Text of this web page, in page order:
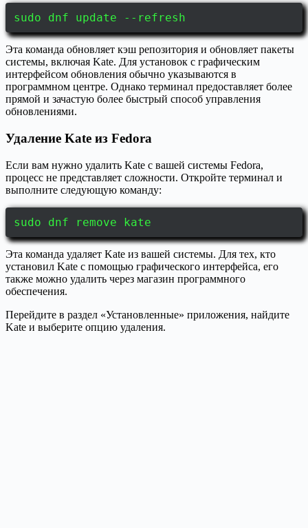
sudo dnf update --refresh
Эта команда обновляет кэш репозитория и обновляет пакеты
системы, включая Kate. Для установок с графическим
интерфейсом обновления обычно указываются в
программном центре. Однако терминал предоставляет более
прямой и зачастую более быстрый способ управления
обновлениями.
Удаление Kate из Fedora
Если вам нужно удалить Kate с вашей системы Fedora,
процесс не представляет сложности. Откройте терминал и
выполните следующую команду:
sudo dnf remove kate
Эта команда удаляет Kate из вашей системы. Для тех, кто
установил Kate с помощью графического интерфейса, его
также можно удалить через магазин программного
обеспечения.
Перейдите в раздел «Установленные» приложения, найдите
Kate и выберите опцию удаления.